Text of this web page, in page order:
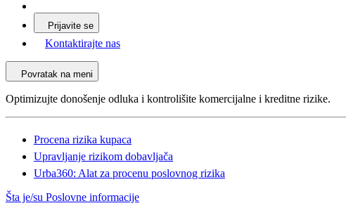
Prijavite se
Kontaktirajte nas
Povratak na meni
Optimizujte donošenje odluka i kontrolišite komercijalne i kreditne rizike.
Procena rizika kupaca
Upravljanje rizikom dobavljača
Urba360: Alat za procenu poslovnog rizika
Šta je/su Poslovne informacije